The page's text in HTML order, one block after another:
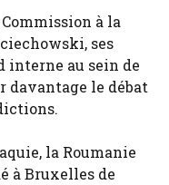
à la
ses
interne au sein de
davantage le débat
la Roumanie
à Bruxelles de